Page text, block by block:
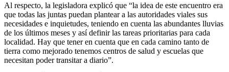
Al respecto, la legisladora explicó que “la idea de este encuentro era
que todas las juntas puedan plantear a las autoridades viales sus
necesidades e inquietudes, teniendo en cuenta las abundantes lluvias
de los últimos meses y así definir las tareas prioritarias para cada
localidad. Hay que tener en cuenta que en cada camino tanto de
tierra como mejorado tenemos centros de salud y escuelas que
necesitan poder transitar a diario”.